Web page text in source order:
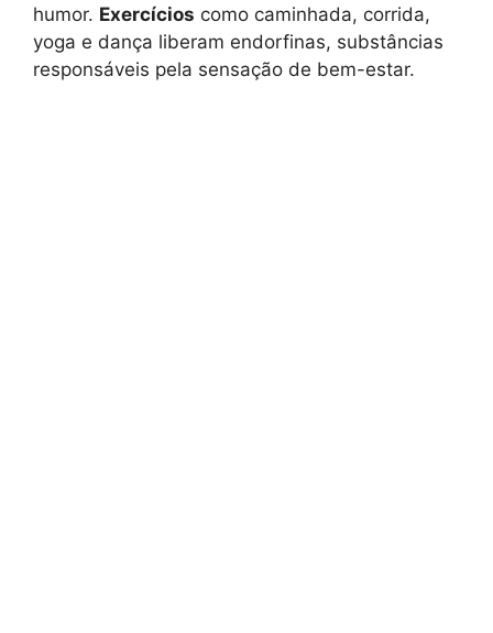
humor. Exercícios como caminhada, corrida,
yoga e dança liberam endorfinas, substâncias
responsáveis pela sensação de bem-estar.